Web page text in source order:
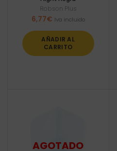
Robson Plus
6,77€ Iva incluido
AÑADIR AL
CARRITO